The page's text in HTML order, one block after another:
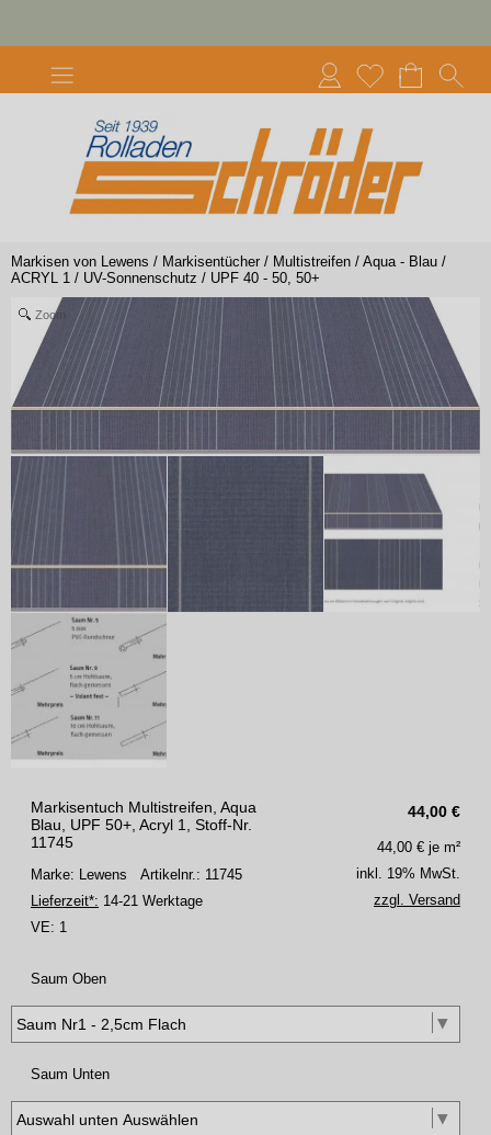
Markisen von Lewens / Markisentücher / Multistreifen / Aqua - Blau /
ACRYL 1 / UV-Sonnenschutz / UPF 40 - 50, 50+
Zoom
44,00 €
Markisentuch Multistreifen, Aqua
Blau, UPF 50+, Acryl 1, Stoff-Nr.
11745
Marke: Lewens Artikelnr.: 11745
Lieferzeit*: 14-21 Werktage
VE: 1
44,00 € je m²
inkl. 19% MwSt.
zzgl. Versand
Saum Oben
Saum Unten